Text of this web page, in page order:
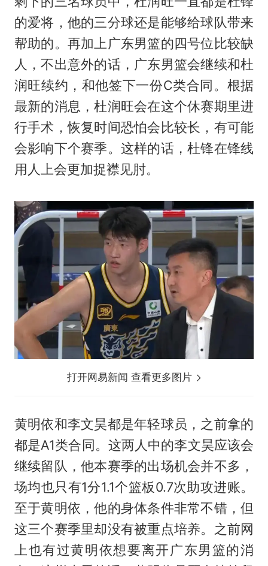
的爱将，他的三分球还是能够给球队带来
帮助的。再加上广东男篮的四号位比较缺
人，不出意外的话，广东男篮会继续和杜
润旺续约，和他签下一份C类合同。根据
最新的消息，杜润旺会在这个休赛期里进
行手术，恢复时间恐怕会比较长，有可能
会影响下个赛季。这样的话，杜锋在锋线
用人上会更加捉襟见肘。
打开网易新闻 查看更多图片
黄明依和李文昊都是年轻球员，之前拿的
都是A1类合同。这两人中的李文昊应该会
继续留队，他本赛季的出场机会并不多，
场均也只有1分1.1个篮板0.7次助攻进账。
至于黄明依，他的身体条件非常不错，但
这三个赛季里却没有被重点培养。之前网
上也有过黄明依想要离开广东男篮的消